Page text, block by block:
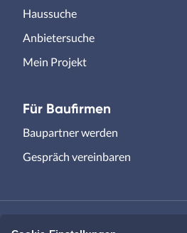
Haussuche
Anbietersuche
Mein Projekt
Für Baufirmen
Baupartner werden
Gespräch vereinbaren